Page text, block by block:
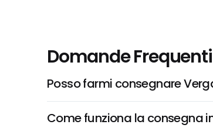
Domande Frequenti
Posso farmi consegnare
Come funziona la consegna